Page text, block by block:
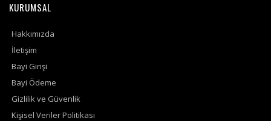
KURUMSAL
Hakkımızda
İletişim
Bayi Girişi
Bayi Ödeme
Gizlilik ve Güvenlik
Kişisel Veriler Politikası